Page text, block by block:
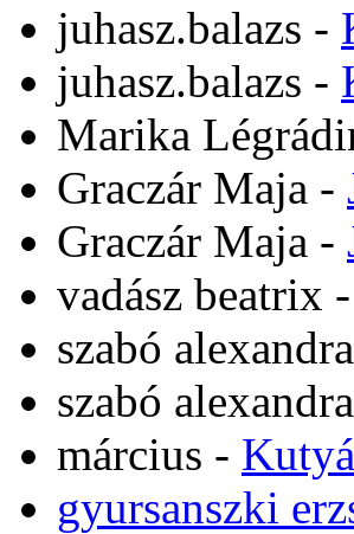
juhasz.balazs -
juhasz.balazs -
Marika
Graczár Maja -
Graczár Maja -
vadász beatrix -
szabó alexandra
szabó alexandra
március -
gyursanszki